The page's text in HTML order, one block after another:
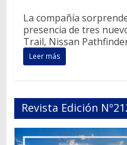
La compañía
presencia de tres
Trail, Nissan
Leer más
Revista Edición